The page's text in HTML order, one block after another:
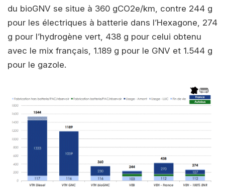
du bioGNV se situe à 360 gCO2e/km, contre 244 g
pour les électriques à batterie dans l’Hexagone, 274
g pour l’hydrogène vert, 438 g pour celui obtenu
avec le mix français, 1.189 g pour le GNV et 1.544 g
pour le gazole.